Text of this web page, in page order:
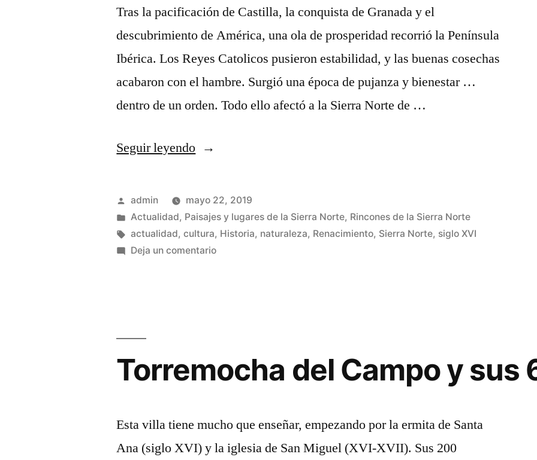
Tras la pacificación de Castilla, la conquista de Granada y el
descubrimiento de América, una ola de prosperidad recorrió la Península
Ibérica. Los Reyes Catolicos pusieron estabilidad, y las buenas cosechas
acabaron con el hambre. Surgió una época de pujanza y bienestar …
dentro de un orden. Todo ello afectó a la Sierra Norte de …
Seguir leyendo«El
y
el
siglo
de
Publicado
por
admin
mayo 22, 2019
Publicado
en
Actualidad, Paisajes y lugares de la Sierra Norte, Rincones de la Sierra Norte
Etiquetas:
actualidad,cultura, Historia, naturaleza, Renacimiento, Sierra Norte, siglo XVI
Deja un comentarioen
en
la
Norte
Guadalajara
Torremocha del Campo y sus
Esta villa tiene mucho que enseñar, empezando por la ermita de Santa
Ana (siglo XVI) y la iglesia de San Miguel (XVI-XVII). Sus 200